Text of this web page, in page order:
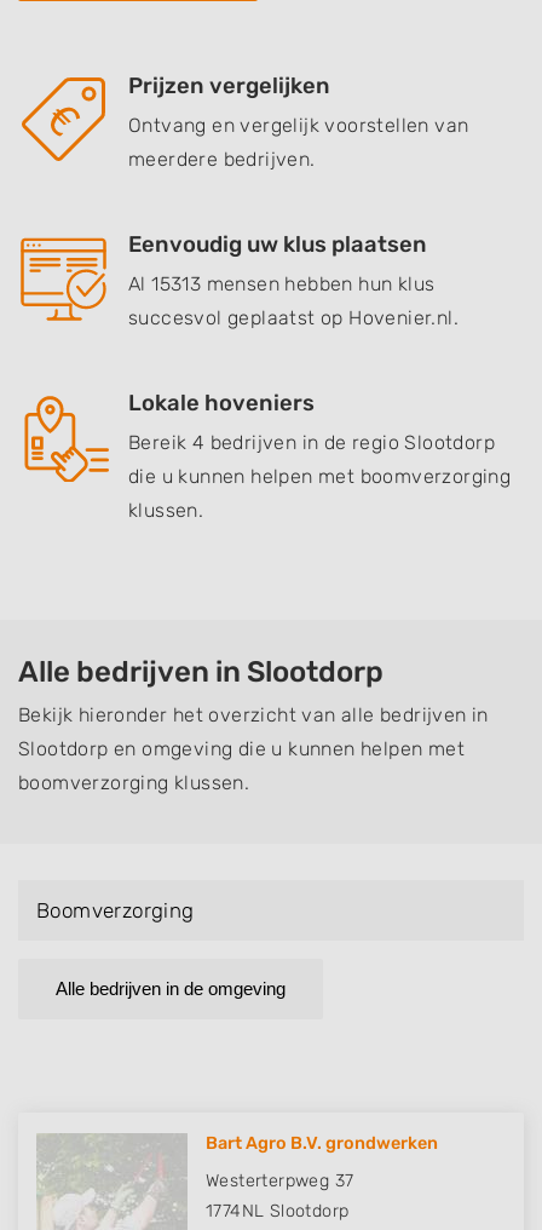
Prijzen vergelijken
Ontvang en vergelijk voorstellen van
meerdere bedrijven.
Eenvoudig uw klus plaatsen
Al 15313 mensen hebben hun klus
succesvol geplaatst op Hovenier.nl.
Lokale hoveniers
Bereik 4 bedrijven in de regio Slootdorp
die u kunnen helpen met boomverzorging
klussen.
Alle bedrijven in Slootdorp
Bekijk hieronder het overzicht van alle bedrijven in
Slootdorp en omgeving die u kunnen helpen met
boomverzorging klussen.
Boomverzorging
Alle bedrijven in de omgeving
Bart Agro B.V. grondwerken
Westerterpweg 37
1774NL Slootdorp